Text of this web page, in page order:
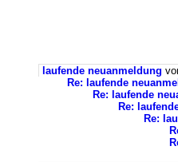
laufende neuanmeldung
Re: laufende
Re: laufende
Re:
Re: